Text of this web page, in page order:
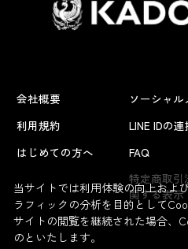
会社概要
利用規約
はじめての方へ
ソーシャル
LINE IDの
FAQ
特定商取引
関する表示
当サイトでは利用体験の向上およ
ラフィックの分析を目的として
サイトの閲覧を継続された場合、
のといたします。